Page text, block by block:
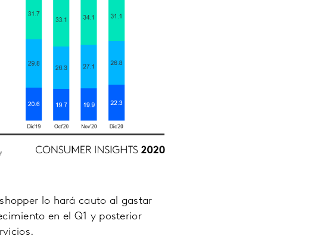
lo hará cauto al gastar
en el Q1 y posterior